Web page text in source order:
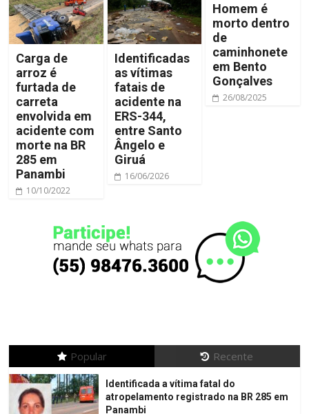
Carga de
arroz é
furtada de
carreta
envolvida em
acidente com
morte na BR
285 em
Panambi
10/10/2022
Identificadas
as vítimas
fatais de
acidente na
ERS-344,
entre Santo
Ângelo e
Giruá
16/06/2026
Homem é
morto dentro
de
caminhonete
em Bento
Gonçalves
26/08/2025
Popular Recente
Identificada a vítima fatal do
atropelamento registrado na BR 285 em
Panambi